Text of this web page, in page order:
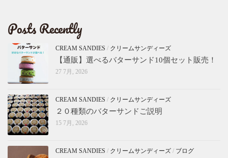
Posts Recently
CREAM SANDIES / クリームサンディーズ
【通販】選べるバターサンド10個セット販売！
27 7月, 2026
CREAM SANDIES / クリームサンディーズ
２０種類のバターサンドご説明
15 7月, 2026
CREAM SANDIES / クリームサンディーズ / ブログ